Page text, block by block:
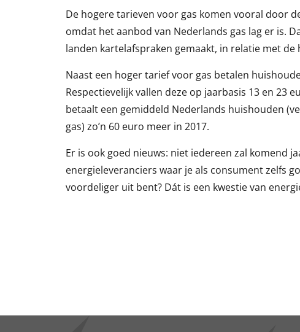
De hogere tarieven voor gas komen vooral door
omdat het aanbod van Nederlands gas lag er is.
landen kartelafspraken gemaakt, in relatie met de
Naast een hoger tarief voor gas betalen
Respectievelijk vallen deze op jaarbasis 13 en 23
betaalt een gemiddeld Nederlands huishouden
gas) zo’n 60 euro meer in 2017.
Er is ook goed nieuws: niet iedereen zal komend
energieleveranciers waar je als consument zelfs
voordeliger uit bent? Dát is een kwestie van